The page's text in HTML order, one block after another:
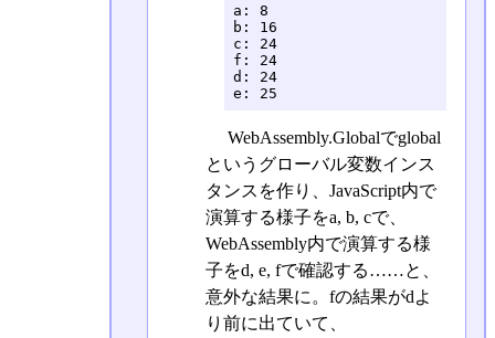
a: 8
b: 16
c: 24
f: 24
d: 24
e: 25
WebAssembly.Globalでglobal
というグローバル変数インス
タンスを作り、JavaScript内で
演算する様子をa, b, cで、
WebAssembly内で演算する様
子をd, e, fで確認する……と、
意外な結果に。fの結果がdよ
り前に出ていて、